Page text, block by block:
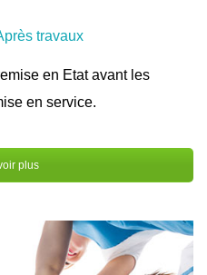
travaux
en Etat avant les
en service.
plus